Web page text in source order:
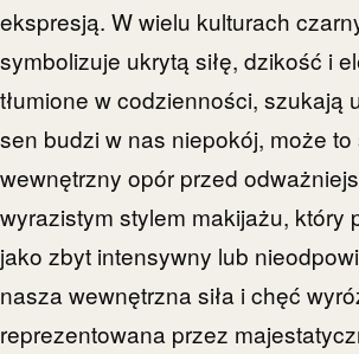
ekspresją. W wielu kulturach
symbolizuje ukrytą siłę, dzikość i
tłumione w codzienności, szukają
sen budzi w nas niepokój, może
wewnętrzny opór przed
wyrazistym stylem makijażu, który
jako zbyt intensywny lub
nasza wewnętrzna siła i chęć
reprezentowana przez